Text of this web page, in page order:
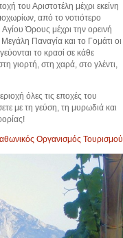
του Αριστοτέλη μέχρι εκείνη
από το νοτιότερο
Αγίου Όρους μέχρι την ορεινή
Παναγία και το Γομάτι οι
το κρασί σε κάθε
γιορτή, στη χαρά, στο γλέντι,
όλες τις εποχές του
με τη γεύση, τη μυρωδιά και
Οργανισμός Τουρισμού